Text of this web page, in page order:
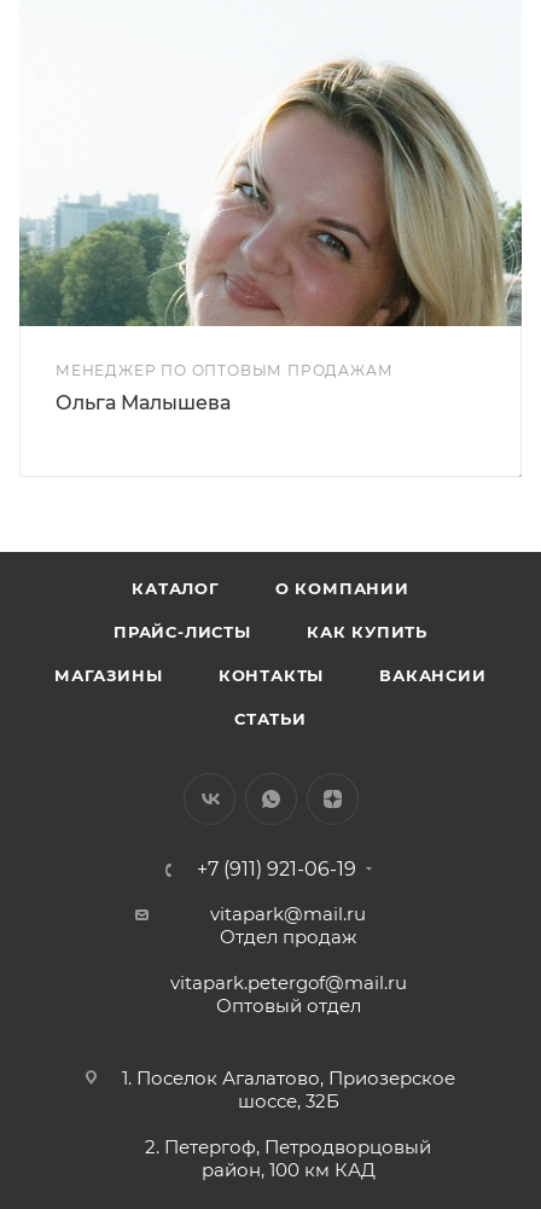
МЕНЕДЖЕР ПО ОПТОВЫМ ПРОДАЖАМ
Ольга Малышева
КАТАЛОГ О КОМПАНИИ
ПРАЙС-ЛИСТЫ КАК КУПИТЬ
МАГАЗИНЫ КОНТАКТЫ ВАКАНСИИ
СТАТЬИ
+7 (911) 921-06-19
vitapark@mail.ru
Отдел продаж
vitapark.petergof@mail.ru
Оптовый отдел
1. Поселок Агалатово, Приозерское
шоссе, 32Б
2. Петергоф, Петродворцовый
район, 100 км КАД